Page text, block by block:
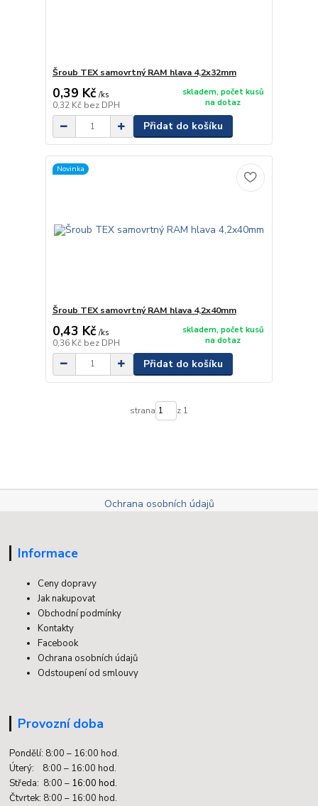
Šroub TEX samovrtný RAM hlava 4,2x32mm
0,39 Kč /ks
0,32 Kč bez DPH
skladem, počet kusů
na dotaz
Přidat do košíku
Novinka
Šroub TEX samovrtný RAM hlava 4,2x40mm
0,43 Kč /ks
0,36 Kč bez DPH
skladem, počet kusů
na dotaz
Přidat do košíku
strana z 1
Ochrana osobních údajů
Informace
Ceny dopravy
Jak nakupovat
Obchodní podmínky
Kontakty
Facebook
Ochrana osobních údajů
Odstoupení od smlouvy
Provozní doba
Pondělí: 8:00 – 16:00 hod.
Úterý: 8:00 – 16:00 hod.
Středa: 8:00 – 16:00 hod.
Čtvrtek: 8:00 – 16:00 hod.